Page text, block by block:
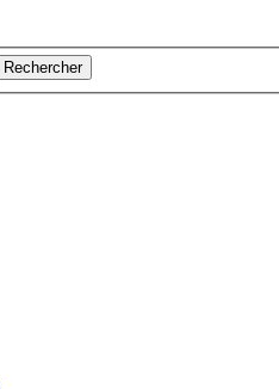
Rechercher